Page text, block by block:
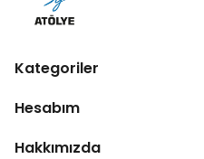
Kategoriler
Hesabım
Hakkımızda